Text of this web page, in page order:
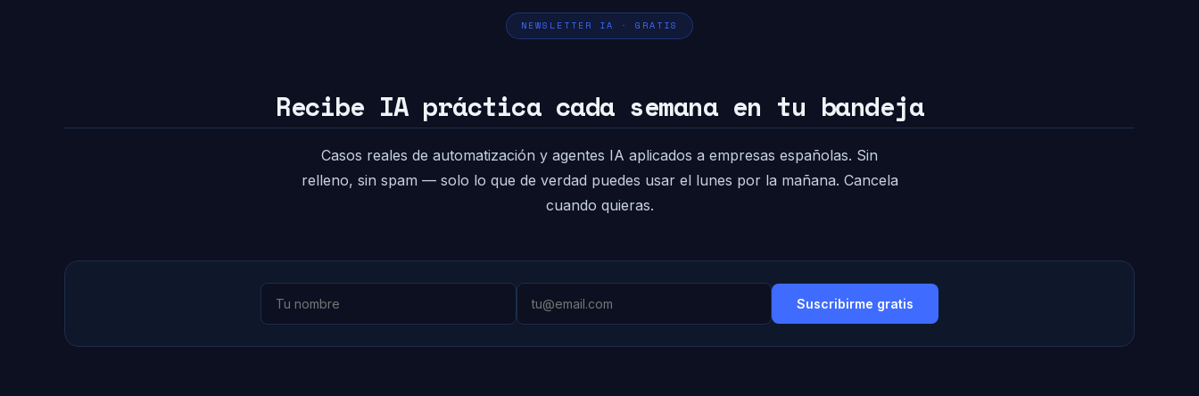
NEWSLETTER IA · GRATIS
Recibe IA práctica cada semana en tu bandeja
Casos reales de automatización y agentes IA aplicados a empresas españolas. Sin
relleno, sin spam — solo lo que de verdad puedes usar el lunes por la mañana. Cancela
cuando quieras.
Suscribirme gratis